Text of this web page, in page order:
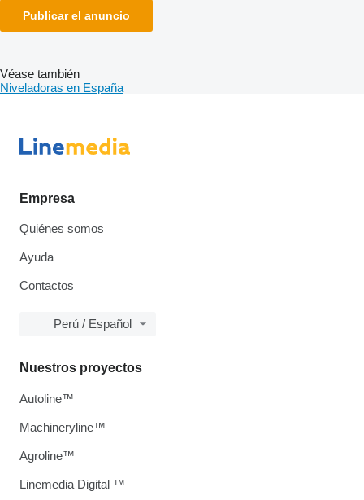
Publicar el anuncio
Véase también
Niveladoras en España
Empresa
Quiénes somos
Ayuda
Contactos
Perú / Español
Nuestros proyectos
Autoline™
Machineryline™
Agroline™
Linemedia Digital ™